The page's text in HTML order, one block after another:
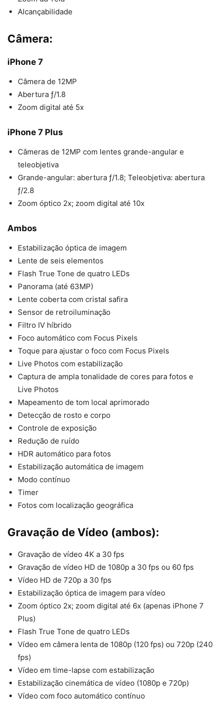
Alcançabilidade
Câmera:
iPhone 7
Câmera de 12MP
Abertura ƒ/1.8
Zoom digital até 5x
iPhone 7 Plus
Câmeras de 12MP com lentes grande-angular e
teleobjetiva
Grande-angular: abertura ƒ/1.8; Teleobjetiva: abertura
ƒ/2.8
Zoom óptico 2x; zoom digital até 10x
Ambos
Estabilização óptica de imagem
Lente de seis elementos
Flash True Tone de quatro LEDs
Panorama (até 63MP)
Lente coberta com cristal safira
Sensor de retroiluminação
Filtro IV híbrido
Foco automático com Focus Pixels
Toque para ajustar o foco com Focus Pixels
Live Photos com estabilização
Captura de ampla tonalidade de cores para fotos e
Live Photos
Mapeamento de tom local aprimorado
Detecção de rosto e corpo
Controle de exposição
Redução de ruído
HDR automático para fotos
Estabilização automática de imagem
Modo contínuo
Timer
Fotos com localização geográfica
Gravação de Vídeo (ambos):
Gravação de vídeo 4K a 30 fps
Gravação de vídeo HD de 1080p a 30 fps ou 60 fps
Vídeo HD de 720p a 30 fps
Estabilização óptica de imagem para vídeo
Zoom óptico 2x; zoom digital até 6x (apenas iPhone 7
Plus)
Flash True Tone de quatro LEDs
Vídeo em câmera lenta de 1080p (120 fps) ou 720p (240
fps)
Vídeo em time-lapse com estabilização
Estabilização cinemática de vídeo (1080p e 720p)
Vídeo com foco automático contínuo